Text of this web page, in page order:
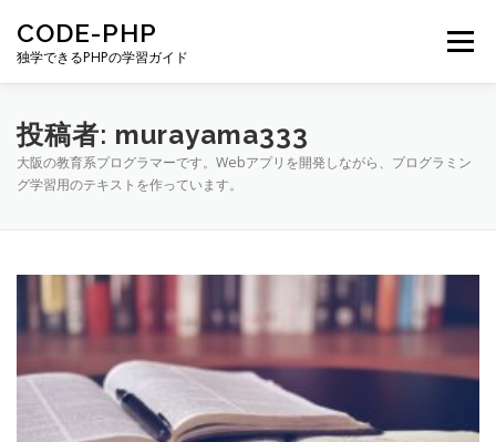
CODE-PHP
独学できるPHPの学習ガイド
メニュー
GET STARTED PHP-BASIC
投稿者: murayama333
大阪の教育系プログラマーです。Webアプリを開発しながら、プログラミン
グ学習用のテキストを作っています。